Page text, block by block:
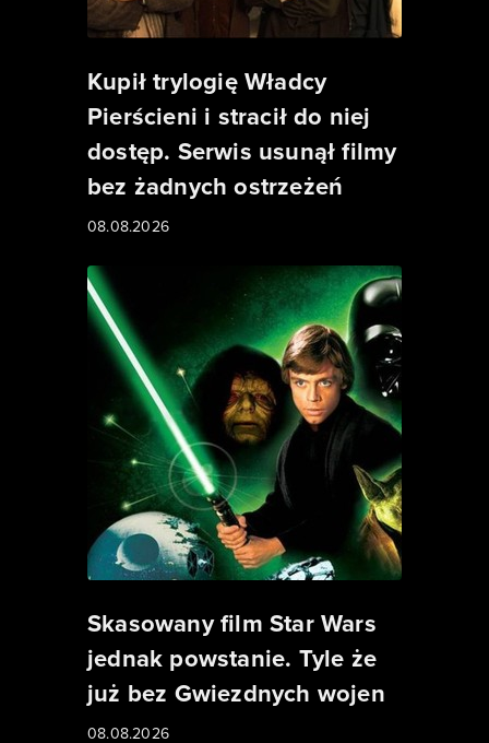
Kupił trylogię Władcy
Pierścieni i stracił do niej
dostęp. Serwis usunął filmy
bez żadnych ostrzeżeń
08.08.2026
Skasowany film Star Wars
jednak powstanie. Tyle że
już bez Gwiezdnych wojen
08.08.2026